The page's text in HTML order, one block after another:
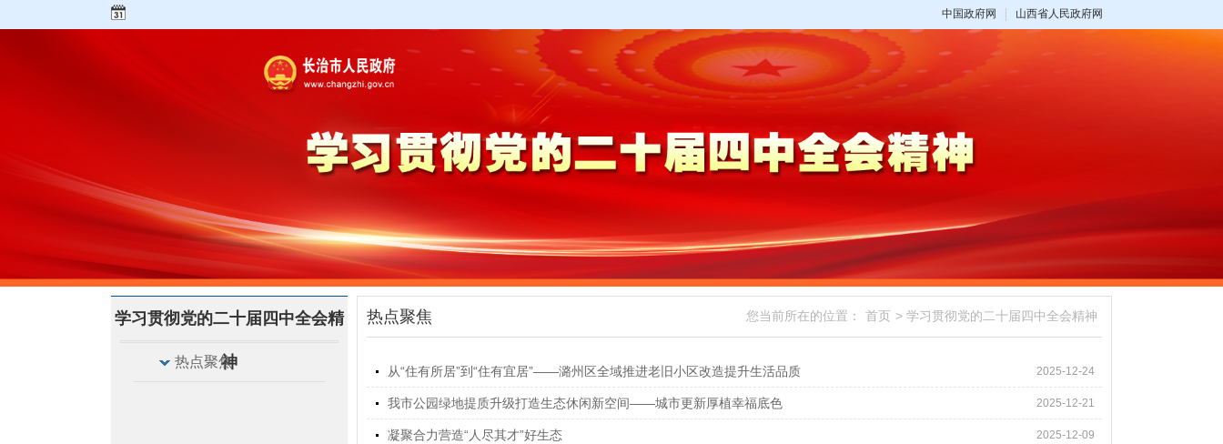
中国政府网 山西省人民政府网
学习贯彻党的二十届四中全会精
神
热点聚焦
热点聚焦 您当前所在的位置： 首页 > 学习贯彻党的二十届四中全会精神
从“住有所居”到“住有宜居”——潞州区全域推进老旧小区改造提升生活品质 2025-12-24
我市公园绿地提质升级打造生态休闲新空间——城市更新厚植幸福底色 2025-12-21
凝聚合力营造“人尽其才”好生态 2025-12-09